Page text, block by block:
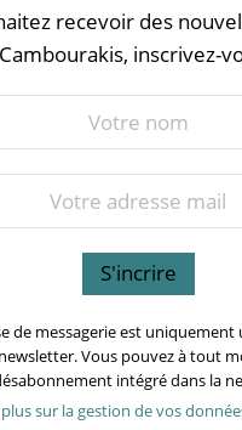
recevoir des
Cambourakis, inscrivez-
de messagerie est
Vous pouvez à tout
intégré dans la
sur la gestion de vos